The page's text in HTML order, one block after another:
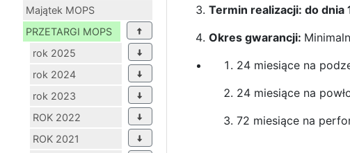
Majątek MOPS
PRZETARGI MOPS
rok 2025
rok 2024
rok 2023
ROK 2022
ROK 2021
Termin realizacji: do dnia
Okres gwarancji:
24 miesiące na
24 miesiące na
72 miesiące na